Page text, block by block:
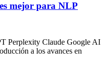
mejor para NLP
Perplexity Claude Google AI
a los avances en